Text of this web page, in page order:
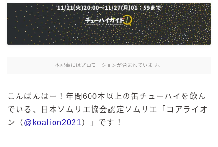
氷結 ストロング
麒麟特製サワー
麒麟 発酵サワー
麹レモンサワー
サントリー
ー196℃ ストロングゼロ
ー196℃ 瞬間凍結
本記事にはプロモーションが含まれています。
こんばんはー！年間600本以上の缶チューハイを飲ん
でいる、日本ソムリエ協会認定ソムリエ「コアライオ
ン（ @koalion2021）」です！